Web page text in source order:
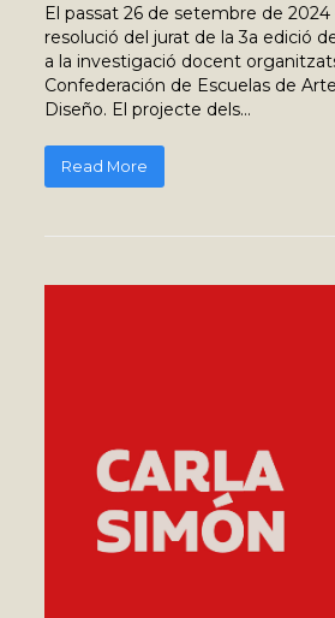
El passat 26 de setembre de 2024
resolució del jurat de la 3a edició
a la investigació docent
Confederación de Escuelas de
Diseño. El projecte dels…
Read More